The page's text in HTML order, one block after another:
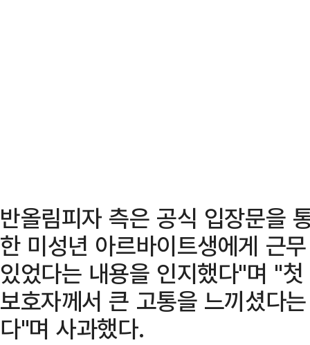
반올림피자 측은 공식 입장문을
한 미성년 아르바이트생에게 근
있었다는 내용을 인지했다"며 "
보호자께서 큰 고통을 느끼셨다
다"며 사과했다.